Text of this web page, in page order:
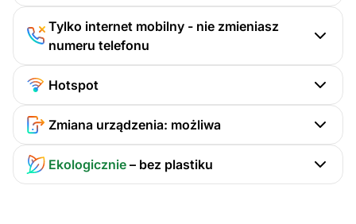
Tylko internet mobilny - nie zmieniasz
numeru telefonu
Hotspot
Zmiana urządzenia: możliwa
Ekologicznie – bez plastiku